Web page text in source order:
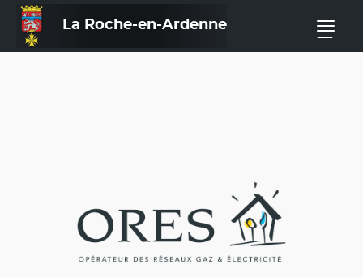
La Roche-en-Ardenne —